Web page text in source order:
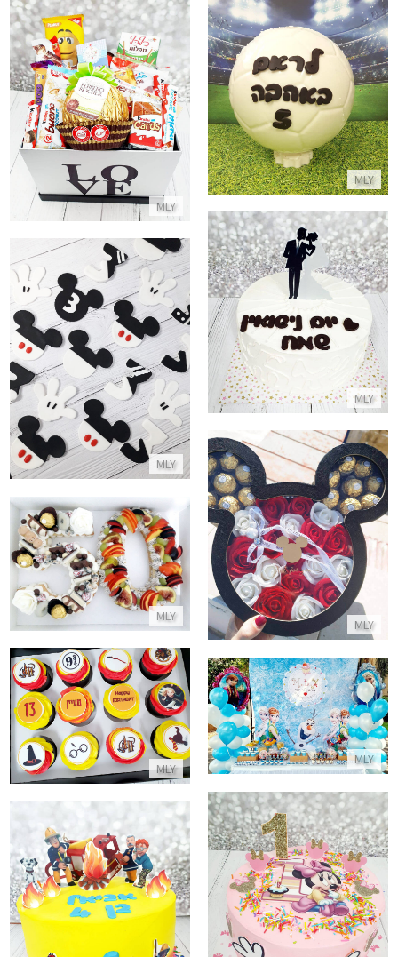
MLY
כדורגל משוקולד ממולא ממתקים
התקשר/י
MLY
מארז שוקולדים ופררו רושה
התקשר/י
MLY
עוגה פרווה ליום נישואין
התקשר/י
MLY
עוגיות מיקי מאוס
התקשר/י
MLY
מארז שוקולדים ופרחים מיקי מאוס
התקשר/י
MLY
עוגה לגיל 50
התקשר/י
MLY
קאפקייקס הארי פוטר
התקשר/י
MLY
שולחן יום הולדת מעוצב פרוזן
התקשר/י
עוגה מעוצבת מיני מאוס לגיל שנה
התקשר/י
עוגת יום הולדת סמי הכבאי